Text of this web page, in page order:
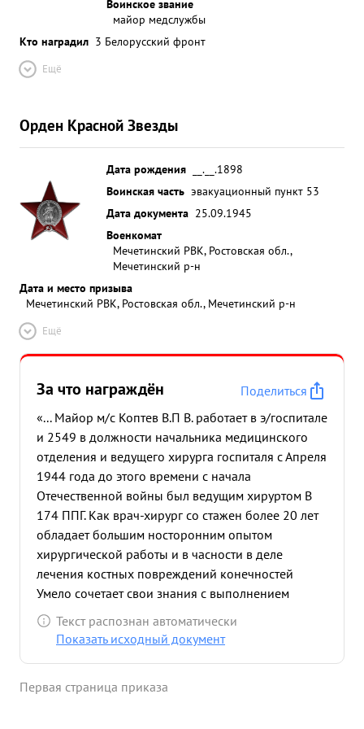
Воинское звание
майор медслужбы
Кто наградил 3 Белорусский фронт
Ещё
Орден Красной Звезды
Дата рождения
__.__.1898
Воинская часть эвакуационный пункт 53
Дата документа 25.09.1945
Военкомат
Мечетинский РВК, Ростовская обл.,
Мечетинский р-н
Дата и место призыва
Мечетинский РВК, Ростовская обл., Мечетинский р-н
Ещё
За что награждён
Поделиться
«... Майор м/с Коптев В.П В. работает в э/госпитале
и 2549 в должности начальника медицинского
отделения и ведущего хирурга госпиталя с Апреля
1944 года до этого времени с начала
Отечественной войны был ведущим хируртом В
174 ППГ. Как врач-хирург со стажен более 20 лет
обладает большим носторонним опытом
хирургической работы и в часности в деле
лечения костных повреждений конечностей
Умело сочетает свои знания с выполнением
практическо работы при самых тяжелых условиях
и в нужных случаях не только руководит, но и
твремени как делу ухода и лечения ряже
Текст распознан автоматически
Показать исходный документ
Первая страница приказа